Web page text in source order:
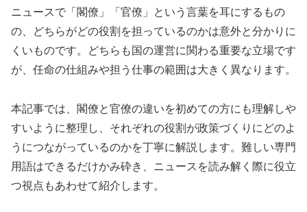
ニュースで「閣僚」「官僚」という言葉を耳にするもの
の、どちらがどの役割を担っているのかは意外と分かりに
くいものです。どちらも国の運営に関わる重要な立場です
が、任命の仕組みや担う仕事の範囲は大きく異なります。
本記事では、閣僚と官僚の違いを初めての方にも理解しや
すいように整理し、それぞれの役割が政策づくりにどのよ
うにつながっているのかを丁寧に解説します。難しい専門
用語はできるだけかみ砕き、ニュースを読み解く際に役立
つ視点もあわせて紹介します。